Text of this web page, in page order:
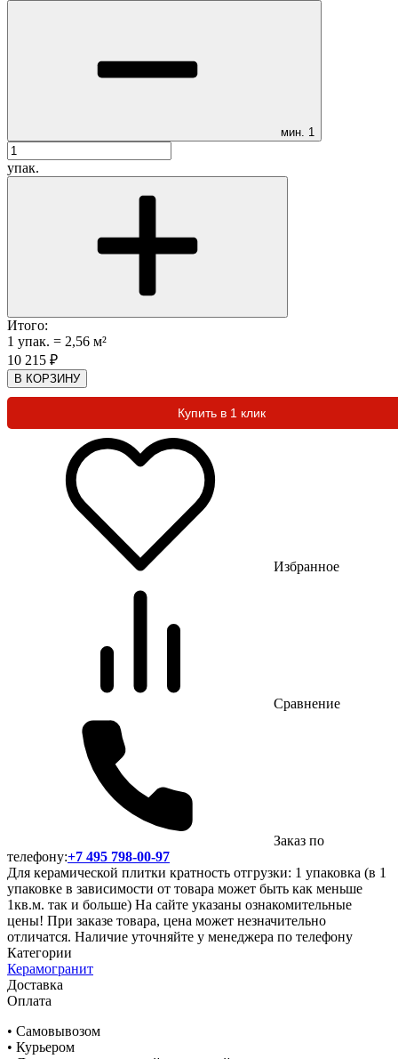
мин. 1
упак.
Итого:
1 упак. = 2,56 м²
10 215 ₽
В КОРЗИНУ
Купить в 1 клик
Избранное
Сравнение
Заказ по
телефону:+7 495 798-00-97
Для керамической плитки кратность отгрузки: 1 упаковка (в 1
упаковке в зависимости от товара может быть как меньше
1кв.м. так и больше) На сайте указаны ознакомительные
цены! При заказе товара, цена может незначительно
отличатся. Наличие уточняйте у менеджера по телефону
Категории
Керамогранит
Доставка
Оплата
• Самовывозом
• Курьером